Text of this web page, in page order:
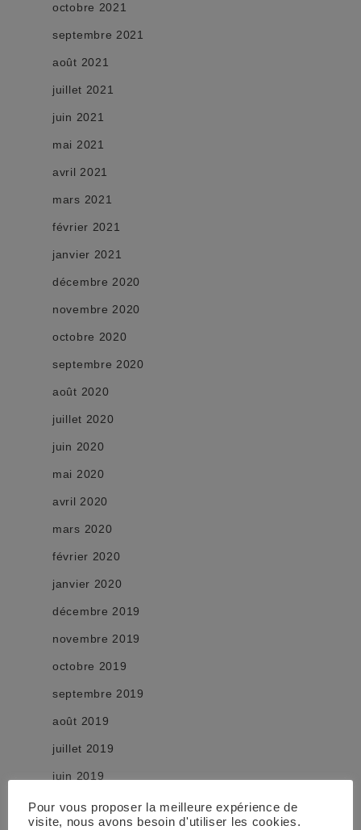
octobre 2021
septembre 2021
août 2021
juillet 2021
juin 2021
mai 2021
avril 2021
mars 2021
février 2021
janvier 2021
décembre 2020
novembre 2020
octobre 2020
septembre 2020
août 2020
juillet 2020
juin 2020
mai 2020
avril 2020
mars 2020
février 2020
janvier 2020
décembre 2019
novembre 2019
octobre 2019
septembre 2019
août 2019
juillet 2019
juin 2019
mai 2019
Pour vous proposer la meilleure expérience de
visite, nous avons besoin d'utiliser les cookies.